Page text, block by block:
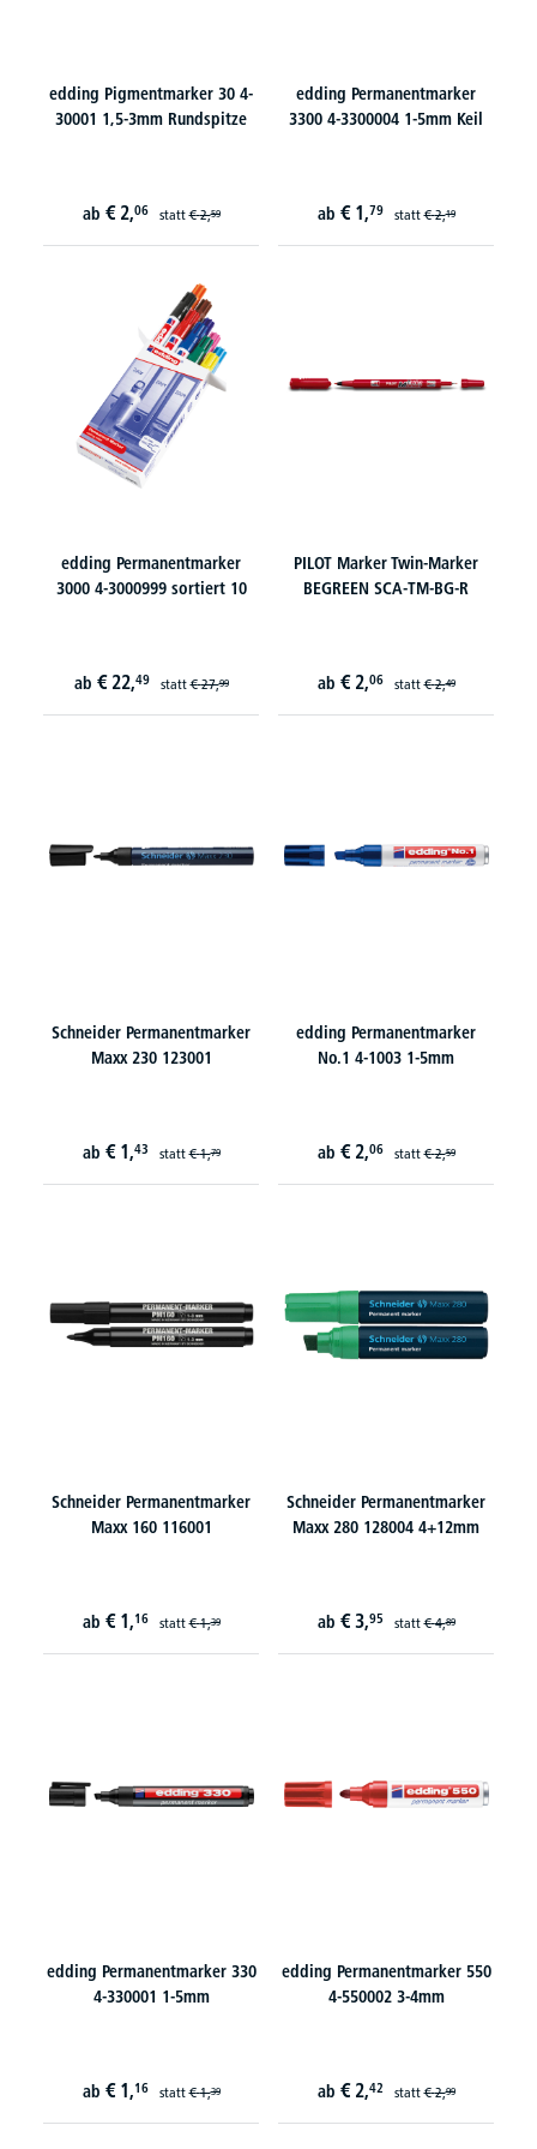
edding Pigmentmarker 30 4-
30001 1,5-3mm Rundspitze
ab € 2,06 statt€ 2,59
edding Permanentmarker
3300 4-3300004 1-5mm Keil
ab € 1,79 statt€ 2,19
edding Permanentmarker
3000 4-3000999 sortiert 10
ab € 22,49 statt€ 27,99
PILOT Marker Twin-Marker
BEGREEN SCA-TM-BG-R
ab € 2,06 statt€ 2,49
Schneider Permanentmarker
Maxx 230 123001
ab € 1,43 statt€ 1,79
edding Permanentmarker
No.1 4-1003 1-5mm
ab € 2,06 statt€ 2,59
Schneider Permanentmarker
Maxx 160 116001
ab € 1,16 statt€ 1,39
Schneider Permanentmarker
Maxx 280 128004 4+12mm
ab € 3,95 statt€ 4,89
edding Permanentmarker 330
4-330001 1-5mm
ab € 1,16 statt€ 1,39
edding Permanentmarker 550
4-550002 3-4mm
ab € 2,42 statt€ 2,99